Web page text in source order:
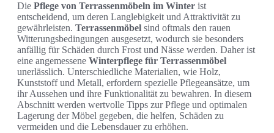
Die Pflege von Terrassenmöbeln im Winter ist
entscheidend, um deren Langlebigkeit und Attraktivität zu
gewährleisten. Terrassenmöbel sind oftmals den rauen
Witterungsbedingungen ausgesetzt, wodurch sie besonders
anfällig für Schäden durch Frost und Nässe werden. Daher ist
eine angemessene Winterpflege für Terrassenmöbel
unerlässlich. Unterschiedliche Materialien, wie Holz,
Kunststoff und Metall, erfordern spezielle Pflegeansätze, um
ihr Aussehen und ihre Funktionalität zu bewahren. In diesem
Abschnitt werden wertvolle Tipps zur Pflege und optimalen
Lagerung der Möbel gegeben, die helfen, Schäden zu
vermeiden und die Lebensdauer zu erhöhen.